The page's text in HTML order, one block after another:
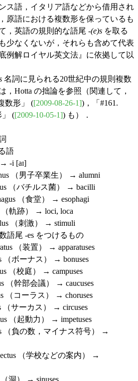
ス語，イタリア語などから借用され
原語における複数形を保っているも
，英語の規則的な語尾 -(e)s を取る
少なくないが，それらも含めて代表
例解ロイヤル英文法』に依拠して以
名詞に見られる20世紀中の規則複数
，Hotta の拙論を参照（関連して，
数形」 ([2009-08-26-1])，「#161.
」 ([2009-10-05-1]) も）．
語
i [aɪ]
子卒業生） → alumni
ルス菌） → bacilli
食堂） → esophagi
） → loci, loca
激） → stimuli
-es をつけるもの
置） → apparatuses
ナス） → bonuses
） → campuses
会議） → caucuses
ラス） → choruses
カス） → circuses
力） → impetuses
，マイナス符号） →
学校などの案内） →